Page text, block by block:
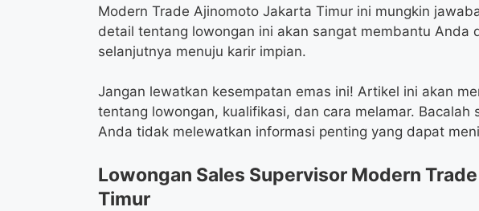
Modern Trade Ajinomoto Jakarta Timur ini mungkin
detail tentang lowongan ini akan sangat membantu Anda
selanjutnya menuju karir impian.
Jangan lewatkan kesempatan emas ini! Artikel ini akan
tentang lowongan, kualifikasi, dan cara melamar. Bacalah
Anda tidak melewatkan informasi penting yang dapat
Lowongan Sales Supervisor Modern
Timur